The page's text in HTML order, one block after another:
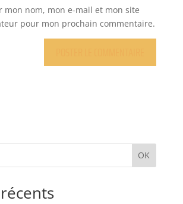
mon nom, mon e-mail et mon site
pour mon prochain commentaire.
OK